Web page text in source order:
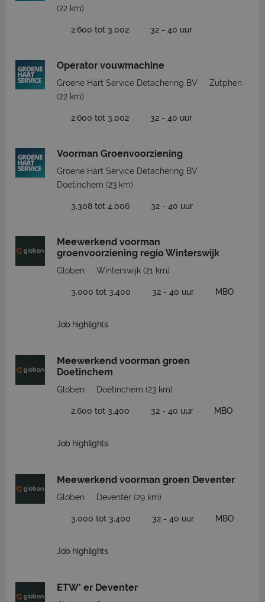
(22 km)
2.600 tot 3.002 32 - 40 uur
Operator vouwmachine
Groene Hart Service Detachering BV
Zutphen
(22 km)
2.600 tot 3.002 32 - 40 uur
Voorman Groenvoorziening
Groene Hart Service Detachering BV
Doetinchem (23 km)
3.308 tot 4.006 32 - 40 uur
Meewerkend voorman
groenvoorziening regio Winterswijk
Globen Winterswijk (21 km)
3.000 tot 3.400 32 - 40 uur MBO
Job highlights
Meewerkend voorman groen
Doetinchem
Globen Doetinchem (23 km)
2.600 tot 3.400 32 - 40 uur MBO
Job highlights
Meewerkend voorman groen Deventer
Globen Deventer (29 km)
3.000 tot 3.400 32 - 40 uur MBO
Job highlights
ETW' er Deventer